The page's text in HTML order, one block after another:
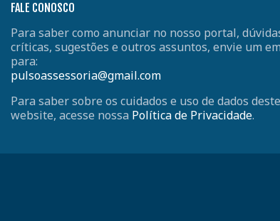
FALE CONOSCO
Para saber como anunciar no nosso portal,
críticas, sugestões e outros assuntos, envie um
para:
pulsoassessoria@gmail.com
Para saber sobre os cuidados e uso de dados deste
website, acesse nossa Política de Privacidade.